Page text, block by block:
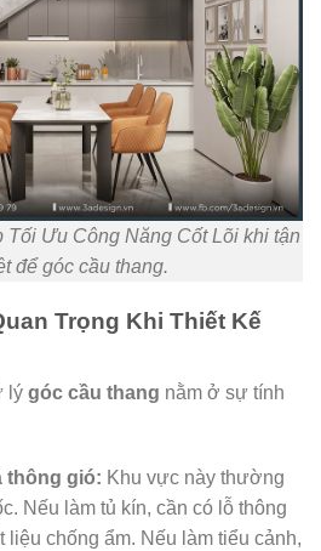
Tối Ưu Công Năng Cốt Lõi khi tận
để góc cầu thang.
Trọng Khi Thiết Kế
lý góc cầu thang nằm ở sự tính
thông gió: Khu vực này thường
Nếu làm tủ kín, cần có lỗ thông
liệu chống ẩm. Nếu làm tiểu cảnh,